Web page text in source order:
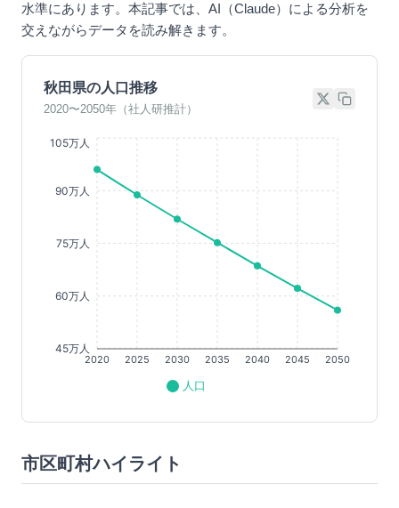
水準にあります。本記事では、AI（Claude）による分析を
交えながらデータを読み解きます。
秋田県の人口推移
2020〜2050年（社人研推計）
2020 2025 2030 2035 2040 2045 2050
45万人
60万人
75万人
90万人
105万人
人口
市区町村ハイライト